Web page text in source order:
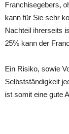
Franchisegebers,
kann für Sie sehr
Nachteil ihrerseits
25% kann der
Ein Risiko, sowie
Selbstständigkeit
ist somit eine gute